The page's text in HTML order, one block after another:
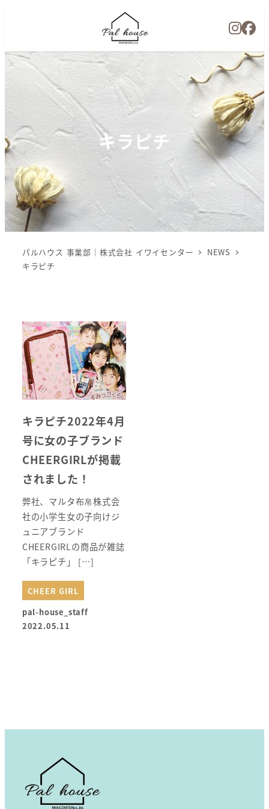
キラピチ
パルハウス 事業部｜株式会社 イワイセンター
NEWS
キラピチ
キラピチ2022年4月
号に女の子ブランド
CHEERGIRLが掲載
されました！
弊社、マルタ布帛株式会
社の小学生女の子向けジ
ュニアブランド
CHEERGIRLの商品が雑誌
「キラピチ」 […]
pal-house_staff
2022.05.11
CHEER GIRL